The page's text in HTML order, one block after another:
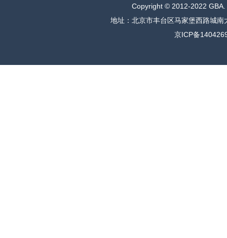
Copyright © 2012-2022
地址：北京市丰台区马家堡西路城
京ICP备